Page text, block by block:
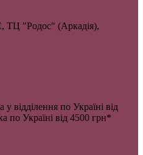
ТЦ "Родос" (Аркадія),
по Україні від
по Україні від 4500 грн*